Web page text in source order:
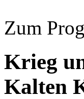
Zum
Krieg
Kalten